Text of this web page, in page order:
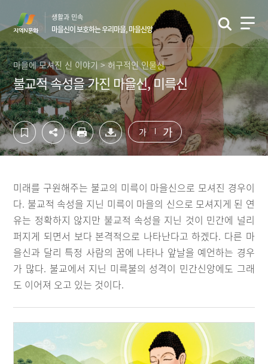
츠
영
역
바
로
가
기
영
역
바
로
가
기
생활과 민속
마을신이 보호하는 우리마을, 마을신앙
마을에 모셔진 신 이야기 > 허구적인 인물신
불교적 속성을 가진 마을신, 미륵신
가 가
미래를 구원해주는 불교의 미륵이 마을신으로 모셔진 경우이
다. 불교적 속성을 지닌 미륵이 마을의 신으로 모셔지게 된 연
유는 정확하지 않지만 불교적 속성을 지닌 것이 민간에 널리
퍼지게 되면서 보다 본격적으로 나타난다고 하겠다. 다른 마
을신과 달리 특정 사람의 꿈에 나타나 앞날을 예언하는 경우
가 많다. 불교에서 지닌 미륵불의 성격이 민간신앙에도 그래
도 이어져 오고 있는 것이다.